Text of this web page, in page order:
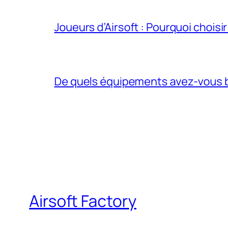
Joueurs d’Airsoft : Pourquoi
De quels équipements avez-vous
Airsoft Factory